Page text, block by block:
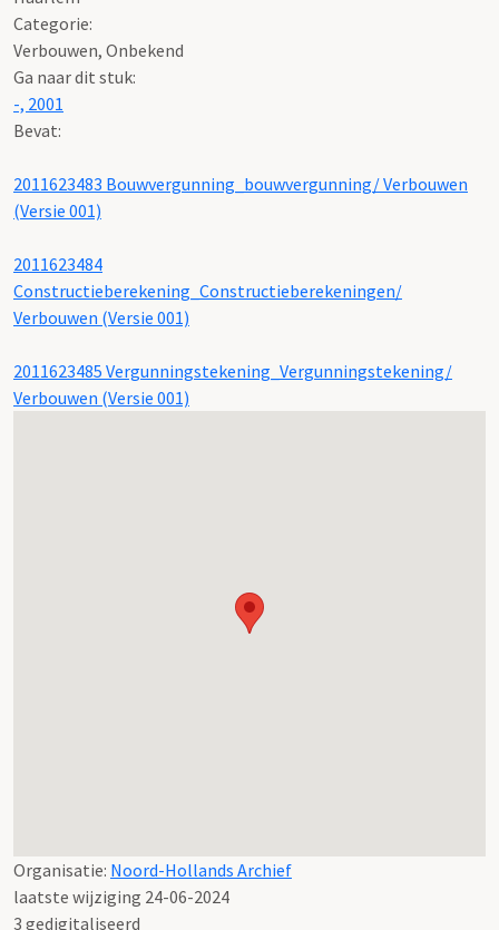
Categorie:
Verbouwen, Onbekend
Ga naar dit stuk:
-, 2001
Bevat:
2011623483 Bouwvergunning_bouwvergunning/ Verbouwen
(Versie 001)
2011623484
Constructieberekening_Constructieberekeningen/
Verbouwen (Versie 001)
2011623485 Vergunningstekening_Vergunningstekening/
Verbouwen (Versie 001)
Organisatie: Noord-Hollands Archief
laatste wijziging 24-06-2024
3 gedigitaliseerd